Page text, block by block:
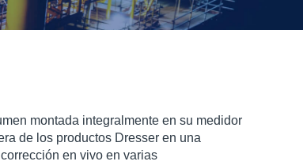
montada integralmente en su medidor
de los productos Dresser en una
en vivo en varias